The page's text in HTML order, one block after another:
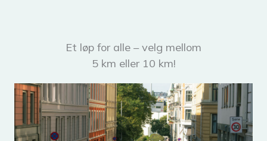
Et løp for alle – velg mellom
5 km eller 10 km!